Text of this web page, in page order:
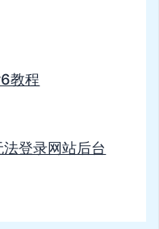
教程
登录网站后台